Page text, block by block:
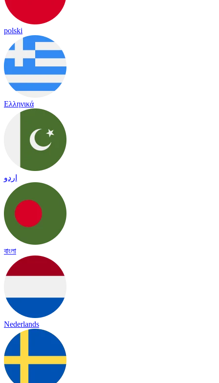
polski
Ελληνικά
اردو
বাংলা
Nederlands